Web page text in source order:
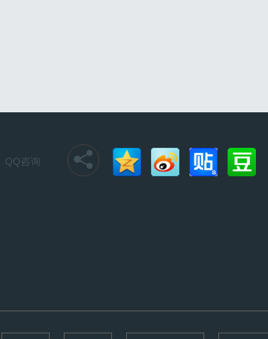
QQ咨询 